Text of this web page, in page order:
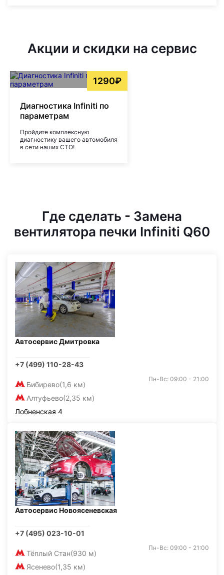
Акции и скидки на сервис
1290₽
Диагностика Infiniti по
параметрам
Пройдите комплексную
диагностику вашего автомобиля
в сети наших СТО!
Где сделать - Замена
вентилятора печки Infiniti Q60
Автосервис Дмитровка
+7 (499) 110-28-43
Бибирево(1,6 км)
Алтуфьево(2,35 км)
Пн-Вс: 09:00 - 21:00
Лобненская 4
Автосервис Новоясеневская
+7 (495) 023-10-01
Тёплый Стан(930 м)
Ясенево(1,35 км)
Пн-Вс: 09:00 - 21:00